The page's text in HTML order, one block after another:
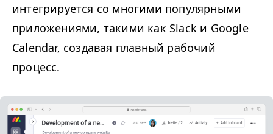
интегрируется со многими популярными
приложениями, такими как Slack и Google
Calendar, создавая плавный рабочий
процесс.